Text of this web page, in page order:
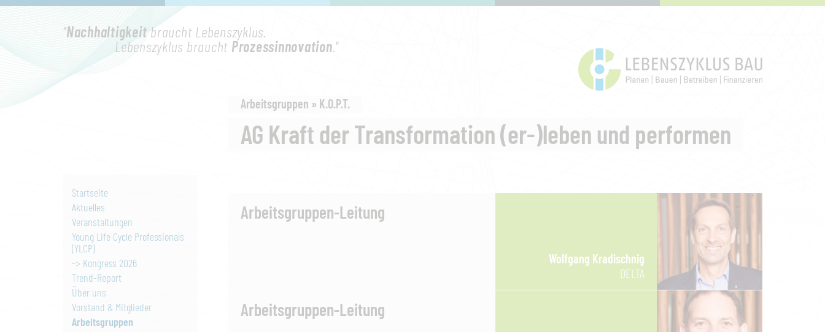
"Nachhaltigkeit braucht Lebenszyklus.
Lebenszyklus braucht Prozessinnovation."
Startseite
Aktuelles
Veranstaltungen
Young Life Cycle Professionals
(YLCP)
-> Kongress 2026
Trend-Report
Über uns
Vorstand & Mitglieder
Arbeitsgruppen
Arbeitsgruppen » K.O.P.T.
AG Kraft der Transformation (er-)leben und performen
Arbeitsgruppen-Leitung
Wolfgang Kradischnig
DELTA
Arbeitsgruppen-Leitung